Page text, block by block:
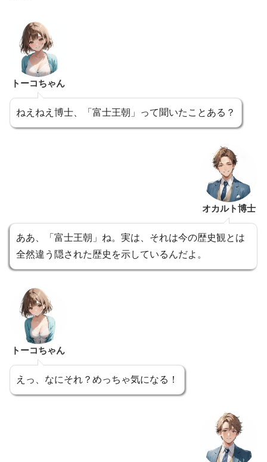
トーコちゃん
ねえねえ博士、「富士王朝」って聞いたことある？
オカルト博士
ああ、「富士王朝」ね。実は、それは今の歴史観とは
全然違う隠された歴史を示しているんだよ。
トーコちゃん
えっ、なにそれ？めっちゃ気になる！